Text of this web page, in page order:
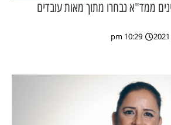
ממד"א נבחרו מתוך מאות עובדים
10:29 pm